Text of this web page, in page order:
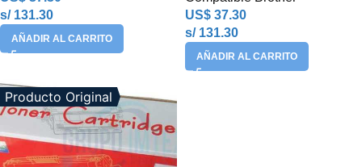
s/ 131.30
AÑADIR AL CARRITO
US$ 37.30
s/ 131.30
AÑADIR AL CARRITO
Producto Original